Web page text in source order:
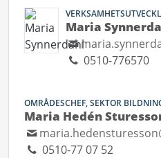
Maria
0510-776570
OMRÅDESCHEF, SEKTOR
Maria Hedén
0510-77 07 52